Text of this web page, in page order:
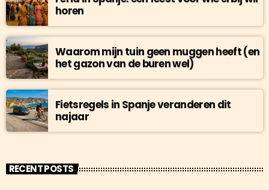
horen
Waarom mijn tuin geen muggen heeft (en
het gazon van de buren wel)
Fietsregels in Spanje veranderen dit
najaar
RECENT POSTS